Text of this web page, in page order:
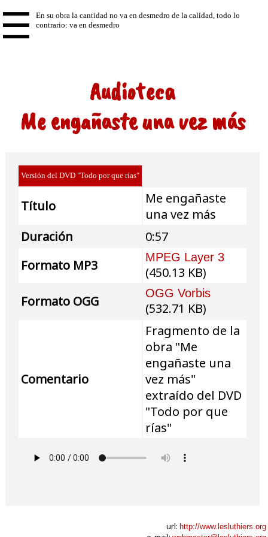
☰
Audioteca
Me engañaste una vez más
Versión del DVD "Todo por que rías"
Título
Me engañaste
una vez más
Duración
0:57
Formato MP3
MPEG Layer 3
(450.13 KB)
Formato OGG
OGG Vorbis
(532.71 KB)
Comentario
Fragmento de la
obra "Me
engañaste una
vez más"
extraído del DVD
"Todo por que
rías"
url: http://www.lesluthiers.org